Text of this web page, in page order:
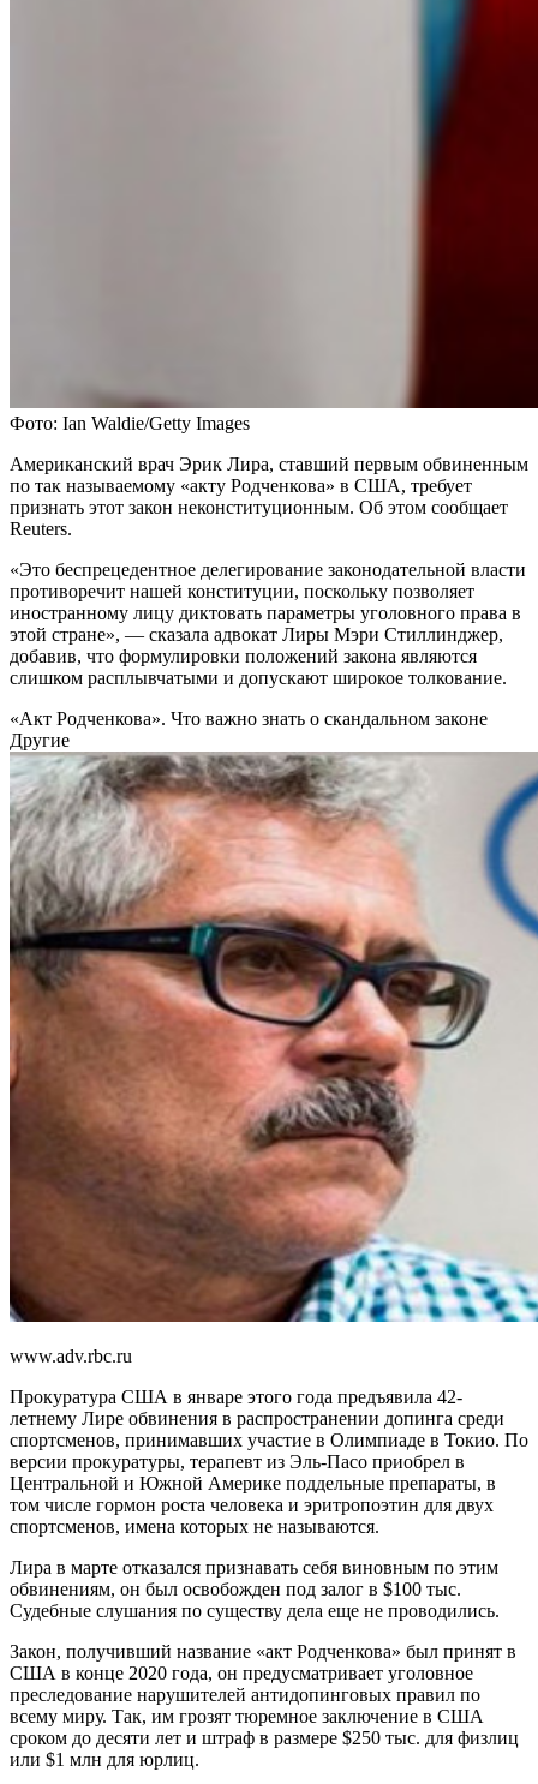
Фото: Ian Waldie/Getty Images
Американский врач Эрик Лира, ставший первым обвиненным
по так называемому «акту Родченкова» в США, требует
признать этот закон неконституционным. Об этом сообщает
Reuters.
«Это беспрецедентное делегирование законодательной власти
противоречит нашей конституции, поскольку позволяет
иностранному лицу диктовать параметры уголовного права в
этой стране», — сказала адвокат Лиры Мэри Стиллинджер,
добавив, что формулировки положений закона являются
слишком расплывчатыми и допускают широкое толкование.
«Акт Родченкова». Что важно знать о скандальном законе
Другие
www.adv.rbc.ru
Прокуратура США в январе этого года предъявила 42-
летнему Лире обвинения в распространении допинга среди
спортсменов, принимавших участие в Олимпиаде в Токио. По
версии прокуратуры, терапевт из Эль-Пасо приобрел в
Центральной и Южной Америке поддельные препараты, в
том числе гормон роста человека и эритропоэтин для двух
спортсменов, имена которых не называются.
Лира в марте отказался признавать себя виновным по этим
обвинениям, он был освобожден под залог в $100 тыс.
Судебные слушания по существу дела еще не проводились.
Закон, получивший название «акт Родченкова» был принят в
США в конце 2020 года, он предусматривает уголовное
преследование нарушителей антидопинговых правил по
всему миру. Так, им грозят тюремное заключение в США
сроком до десяти лет и штраф в размере $250 тыс. для физлиц
или $1 млн для юрлиц.